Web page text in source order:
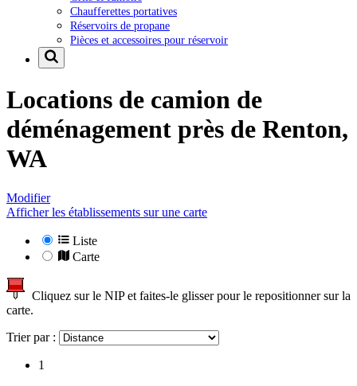
Chaufferettes portatives
Réservoirs de propane
Pièces et accessoires pour réservoir
Locations de camion de
déménagement près de Renton,
WA
Modifier
Afficher les établissements sur une carte
Liste
Carte
Cliquez sur le NIP et faites-le glisser pour le repositionner sur la
carte.
Trier par :
1